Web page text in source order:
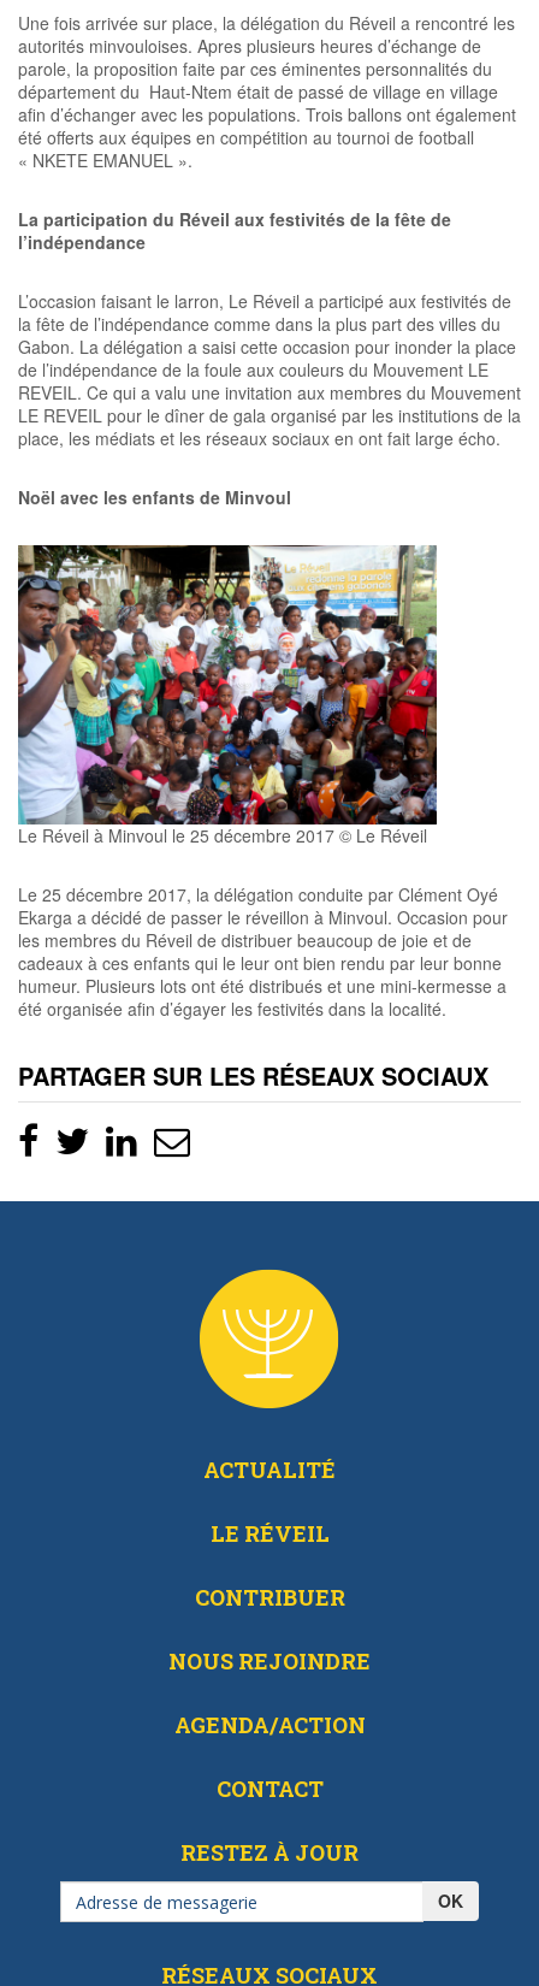
Une fois arrivée sur place, la délégation du Réveil a rencontré les
autorités minvouloises. Apres plusieurs heures d’échange de
parole, la proposition faite par ces éminentes personnalités du
département du Haut-Ntem était de passé de village en village
afin d’échanger avec les populations. Trois ballons ont également
été offerts aux équipes en compétition au tournoi de football
« NKETE EMANUEL ».
La participation du Réveil aux festivités de la fête de
l’indépendance
L’occasion faisant le larron, Le Réveil a participé aux festivités de
la fête de l’indépendance comme dans la plus part des villes du
Gabon. La délégation a saisi cette occasion pour inonder la place
de l’indépendance de la foule aux couleurs du Mouvement LE
REVEIL. Ce qui a valu une invitation aux membres du Mouvement
LE REVEIL pour le dîner de gala organisé par les institutions de la
place, les médiats et les réseaux sociaux en ont fait large écho.
Noël avec les enfants de Minvoul
Le Réveil à Minvoul le 25 décembre 2017 © Le Réveil
Le 25 décembre 2017, la délégation conduite par Clément Oyé
Ekarga a décidé de passer le réveillon à Minvoul. Occasion pour
les membres du Réveil de distribuer beaucoup de joie et de
cadeaux à ces enfants qui le leur ont bien rendu par leur bonne
humeur. Plusieurs lots ont été distribués et une mini-kermesse a
été organisée afin d’égayer les festivités dans la localité.
PARTAGER SUR LES RÉSEAUX SOCIAUX
ACTUALITÉ
LE RÉVEIL
CONTRIBUER
NOUS REJOINDRE
AGENDA/ACTION
CONTACT
RESTEZ À JOUR
OK
RÉSEAUX SOCIAUX